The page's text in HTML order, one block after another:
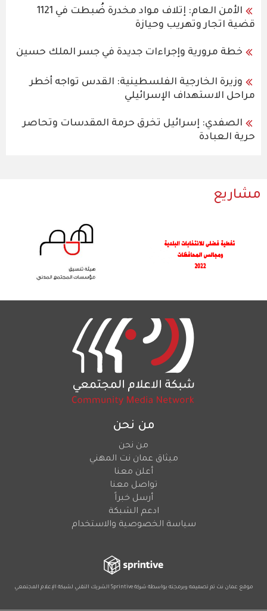
الأمن العام: إتلاف مواد مخدرة ضُبطت في 1121
قضية اتجار وتهريب وحيازة
خطة مرورية وإجراءات جديدة في جسر الملك حسين
وزيرة الخارجية الفلسطينية: القدس تواجه أخطر
مراحل الاستهداف الإسرائيلي
الصفدي: إسرائيل تخرق حرمة المقدسات وتحاصر
حرية العبادة
مشاريع
من نحن
من نحن
ميثاق عمان نت المهني
أعلن معنا
تواصل معنا
أرسل خبراً
ادعم الشبكة
سياسة الخصوصية والاستخدام
موقع عمان نت تم تصميمه وبرمجته بواسطة شركةSprintive الشريك التقني لشبكة الإعلام المجتمعي